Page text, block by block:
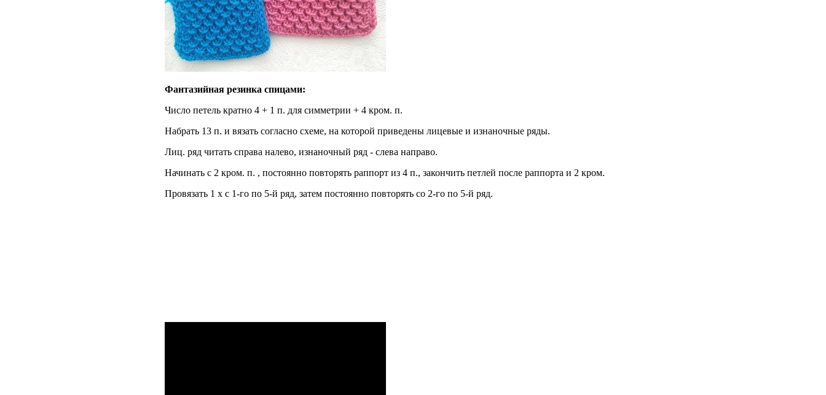
Фантазийная резинка спицами:
Число петель кратно 4 + 1 п. для симметрии + 4 кром. п.
Набрать 13 п. и вязать согласно схеме, на которой приведены лицевые и изнаночные ряды.
Лиц. ряд читать справа налево, изнаночный ряд - слева направо.
Начинать с 2 кром. п. , постоянно повторять раппорт из 4 п., закончить петлей после раппорта и 2 кром.
Провязать 1 х с 1-го по 5-й ряд, затем постоянно повторять со 2-го по 5-й ряд.